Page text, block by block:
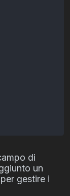
di
un
gestire i